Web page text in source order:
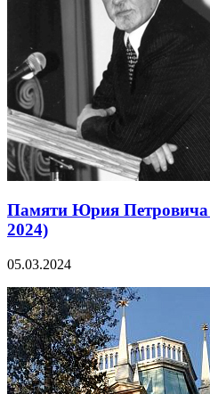
Памяти Юрия Петровича
2024)
05.03.2024